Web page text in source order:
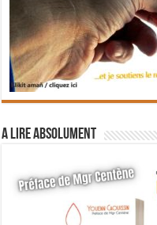
A lire absolument